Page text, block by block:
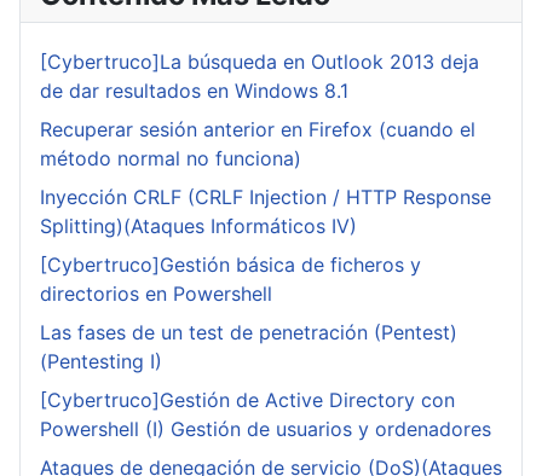
[Cybertruco]La búsqueda en Outlook 2013 deja
de dar resultados en Windows 8.1
Recuperar sesión anterior en Firefox (cuando el
método normal no funciona)
Inyección CRLF (CRLF Injection / HTTP Response
Splitting)(Ataques Informáticos IV)
[Cybertruco]Gestión básica de ficheros y
directorios en Powershell
Las fases de un test de penetración (Pentest)
(Pentesting I)
[Cybertruco]Gestión de Active Directory con
Powershell (I) Gestión de usuarios y ordenadores
Ataques de denegación de servicio (DoS)(Ataques